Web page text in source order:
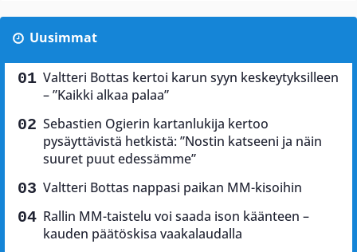
Uusimmat
Valtteri Bottas kertoi karun syyn keskeytyksilleen
– ”Kaikki alkaa palaa”
Sebastien Ogierin kartanlukija kertoo
pysäyttävistä hetkistä: ”Nostin katseeni ja näin
suuret puut edessämme”
Valtteri Bottas nappasi paikan MM-kisoihin
Rallin MM-taistelu voi saada ison käänteen –
kauden päätöskisa vaakalaudalla